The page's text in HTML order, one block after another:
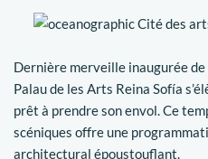
Dernière merveille inaugurée
Palau de les Arts Reina Sofía
prêt à prendre son envol. Ce
scéniques offre une
architectural époustouflant.